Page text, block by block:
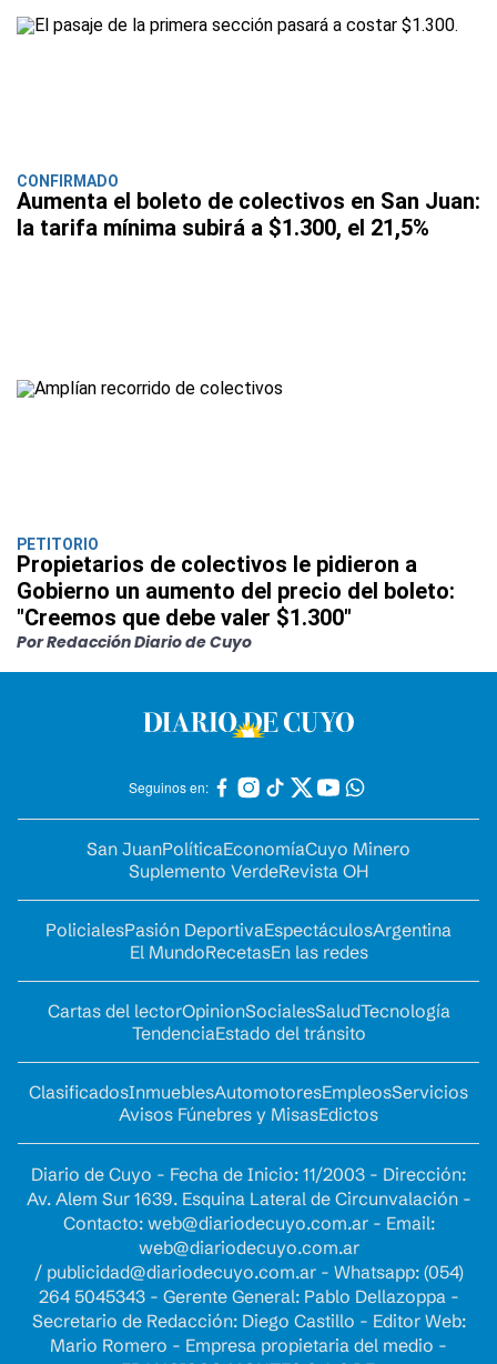
CONFIRMADO
Aumenta el boleto de colectivos en San Juan:
la tarifa mínima subirá a $1.300, el 21,5%
PETITORIO
Propietarios de colectivos le pidieron a
Gobierno un aumento del precio del boleto:
"Creemos que debe valer $1.300"
Por Redacción Diario de Cuyo
Seguinos en:
San JuanPolíticaEconomíaCuyo Minero
Suplemento VerdeRevista OH
PolicialesPasión DeportivaEspectáculosArgentina
El MundoRecetasEn las redes
Cartas del lectorOpinionSocialesSaludTecnología
TendenciaEstado del tránsito
ClasificadosInmueblesAutomotoresEmpleosServicios
Avisos Fúnebres y MisasEdictos
Diario de Cuyo - Fecha de Inicio: 11/2003 - Dirección:
Av. Alem Sur 1639. Esquina Lateral de Circunvalación -
Contacto: web@diariodecuyo.com.ar- Email:
web@diariodecuyo.com.ar
/ publicidad@diariodecuyo.com.ar- Whatsapp: (054)
264 5045343 - Gerente General: Pablo Dellazoppa -
Secretario de Redacción: Diego Castillo - Editor Web:
Mario Romero - Empresa propietaria del medio -